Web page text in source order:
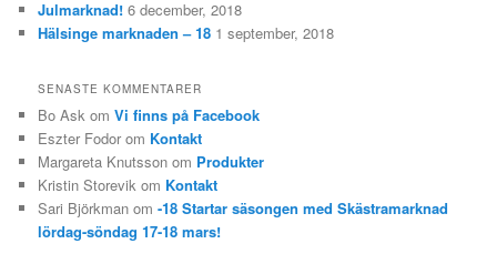
Julmarknad! 6 december, 2018
Hälsinge marknaden – 18 1 september, 2018
SENASTE KOMMENTARER
Bo Ask omVi finns på Facebook
Eszter Fodor om Kontakt
Margareta Knutsson om Produkter
Kristin Storevik om Kontakt
Sari Björkman om-18 Startar säsongen med Skästramarknad
lördag-söndag 17-18 mars!